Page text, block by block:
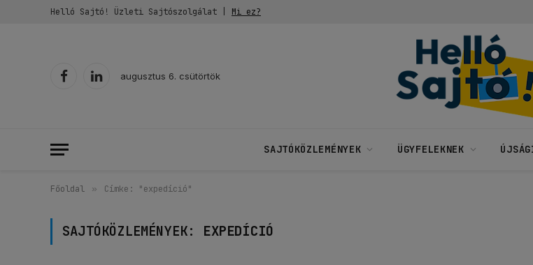
Helló Sajtó! Üzleti Sajtószolgálat | Mi ez?
FacebookLinkedIn
augusztus 6. csütörtök
SAJTÓKÖZLEMÉNYEK ÜGYFELEKNEK
Főoldal » Címke: "expedíció"
SAJTÓKÖZLEMÉNYEK: EXPEDÍCIÓ